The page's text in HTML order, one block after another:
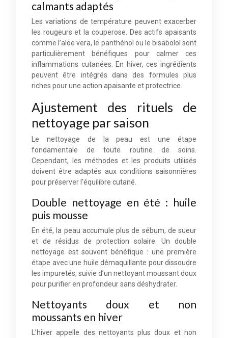
calmants adaptés
Les variations de température peuvent exacerber
les rougeurs et la couperose. Des actifs apaisants
comme l’aloe vera, le panthénol ou le bisabolol sont
particulièrement bénéfiques pour calmer ces
inflammations cutanées. En hiver, ces ingrédients
peuvent être intégrés dans des formules plus
riches pour une action apaisante et protectrice.
Ajustement des rituels de
nettoyage par saison
Le nettoyage de la peau est une étape
fondamentale de toute routine de soins.
Cependant, les méthodes et les produits utilisés
doivent être adaptés aux conditions saisonnières
pour préserver l’équilibre cutané.
Double nettoyage en été : huile
puis mousse
En été, la peau accumule plus de sébum, de sueur
et de résidus de protection solaire. Un double
nettoyage est souvent bénéfique : une première
étape avec une huile démaquillante pour dissoudre
les impuretés, suivie d’un nettoyant moussant doux
pour purifier en profondeur sans déshydrater.
Nettoyants doux et non
moussants en hiver
L’hiver appelle des nettoyants plus doux et non